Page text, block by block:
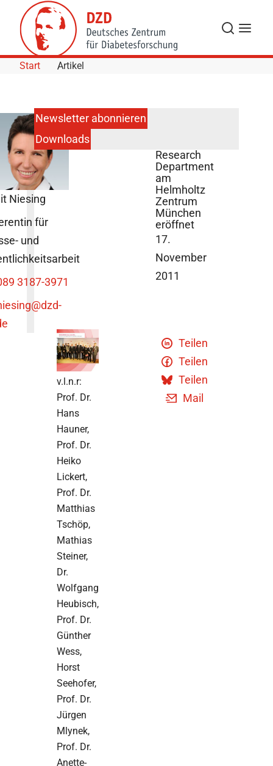
Skip to Content
Suche
Start Artikel
Research
Department
am
Helmholtz
Zentrum
München
eröffnet
17.
November
2011
v.l.n.r:
Prof. Dr.
Hans
Hauner,
Prof. Dr.
Heiko
Lickert,
Prof. Dr.
Matthias
Tschöp,
Mathias
Steiner,
Dr.
Wolfgang
Heubisch,
Prof. Dr.
Günther
Wess,
Horst
Seehofer,
Prof. Dr.
Jürgen
Mlynek,
Prof. Dr.
Anette-
Teilen
Teilen
Teilen
Mail
Niesing
für
und
3187-3971
@dzd-
Newsletter abonnieren
Downloads